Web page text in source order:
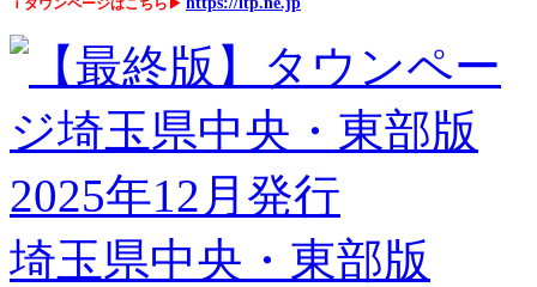
ｉタウンページはこちら▶
埼玉県中央・東部版